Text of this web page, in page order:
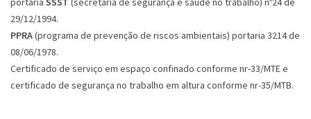
29/12/1994.
PPRA(programa de prevenção de riscos ambientais) portaria 3214 de
08/06/1978.
Certificado de serviço em espaço confinado conforme nr-33/MTE e
certificado de segurança no trabalho em altura conforme nr-35/MTB.